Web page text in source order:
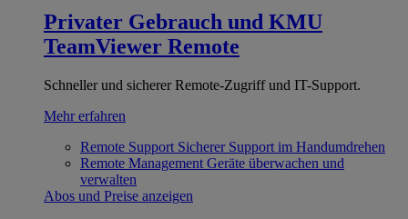
Privater Gebrauch und KMU
TeamViewer Remote
Schneller und sicherer Remote-Zugriff und IT-Support.
Mehr erfahren
Remote Support Sicherer Support im Handumdrehen
Remote Management Geräte überwachen und
verwalten
Abos und Preise anzeigen